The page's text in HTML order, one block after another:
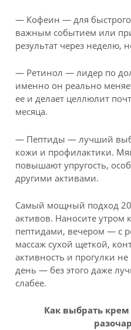
— Кофеин — для быстрого
важным событием или
результат через неделю,
— Ретинол — лидер по
именно он реально
ее и делает целлюлит
месяца.
— Пептиды — лучший
кожи и профилактики.
повышают упругость,
другими активами.
Самый мощный подход
активов. Наносите утром
пептидами, вечером — с
массаж сухой щеткой,
активность и прогулки
день — без этого даже
слабее.
Как выбрать